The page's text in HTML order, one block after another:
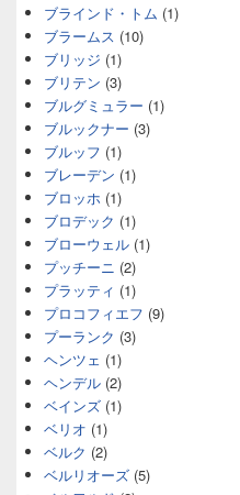
ブラインド・トム (1)
ブラームス (10)
ブリッジ (1)
ブリテン (3)
ブルグミュラー (1)
ブルックナー (3)
ブルッフ (1)
ブレーデン (1)
ブロッホ (1)
ブロデック (1)
ブローウェル (1)
プッチーニ (2)
プラッティ (1)
プロコフィエフ (9)
プーランク (3)
ヘンツェ (1)
ヘンデル (2)
ベインズ (1)
ベリオ (1)
ベルク (2)
ベルリオーズ (5)